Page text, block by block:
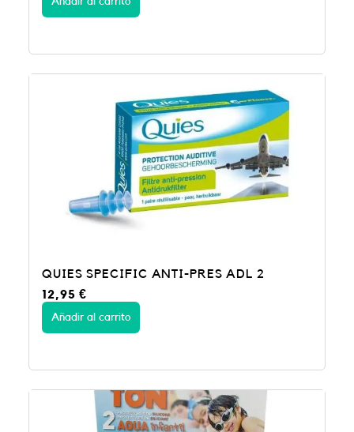
QUIES SPECIFIC ANTI-PRES ADL 2
12,95€
Añadir al carrito